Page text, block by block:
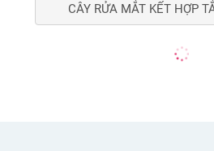
CÂY RỬA MẮT KẾT HỢP